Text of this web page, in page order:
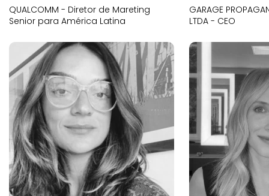
QUALCOMM - Diretor de Mareting
Senior para América Latina
GARAGE
LTDA - CEO